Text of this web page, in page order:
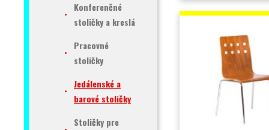
Konferenčné
stoličky a kreslá
Pracovné
stoličky
Jedálenské a
barové stoličky
Stoličky pre